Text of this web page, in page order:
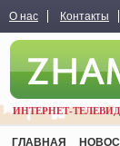
О нас Контакты
ИНТЕРНЕТ-
ГЛАВНАЯ